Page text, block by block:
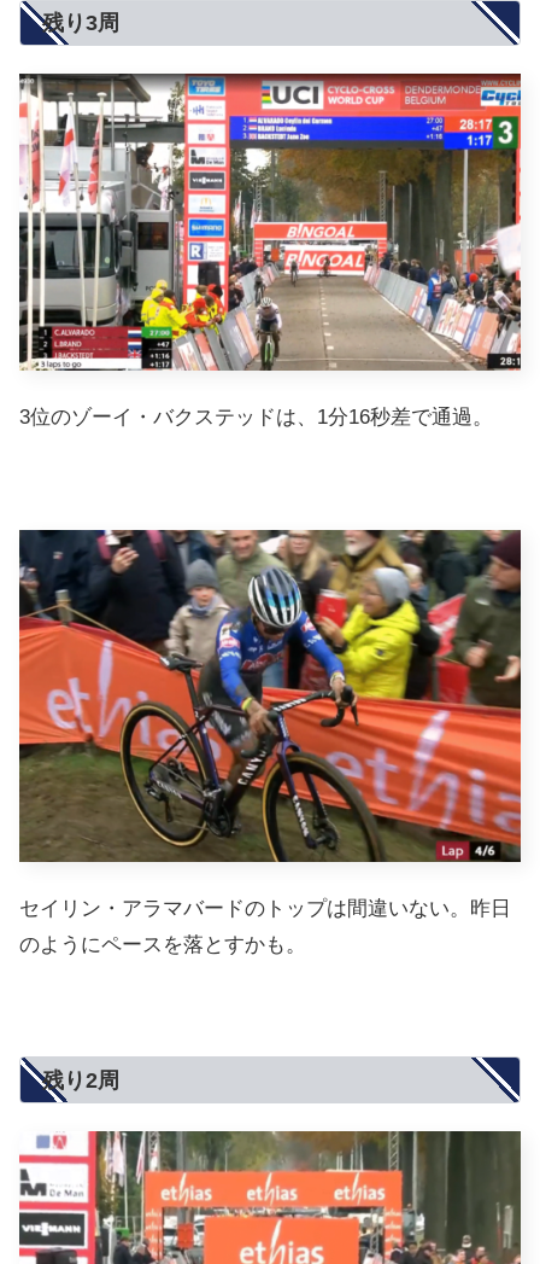
残り3周
3位のゾーイ・バクステッドは、1分16秒差で通過。
セイリン・アラマバードのトップは間違いない。昨日
のようにペースを落とすかも。
残り2周